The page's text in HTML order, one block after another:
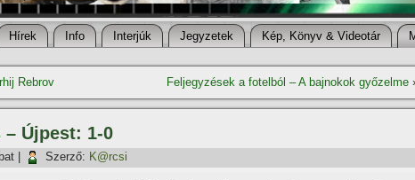
Hí­rek Info Interjúk Jegyzetek Kép, Könyv & Videotár
Rebrov Feljegyzések a fotelból – A bajnokok győzelme
– Újpest: 1-0
Szerző: K@rcsi